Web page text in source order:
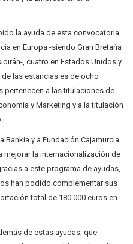
la ayuda de esta convocatoria
en Europa -siendo Gran Bretaña
, cuatro en Estados Unidos y
las estancias es de ocho
pertenecen a las titulaciones de
y Marketing y a la titulación
Bankia y a Fundación Cajamurcia
mejorar la internacionalización de
a este programa de ayudas,
han podido complementar sus
total de 180.000 euros en
de estas ayudas, que